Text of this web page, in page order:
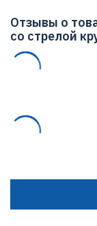
Особенности
импульсный,
работа двух
ведомый;
Отзывы о
со стрелой